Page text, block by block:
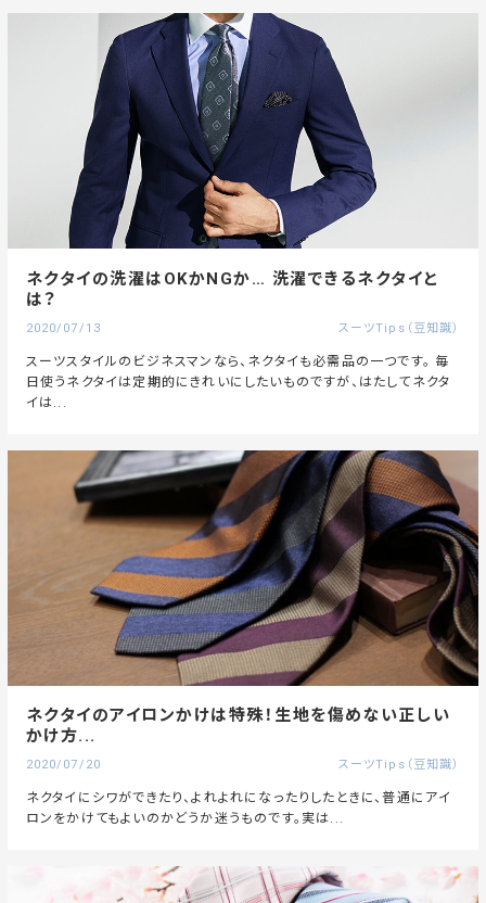
ネクタイの洗濯はOKかNGか… 洗濯できるネクタイと
は？
2020/07/13 スーツTips（豆知識）
スーツスタイルのビジネスマンなら、ネクタイも必需品の一つです。 毎
日使うネクタイは定期的にきれいにしたいものですが、はたしてネクタ
イは...
ネクタイのアイロンかけは特殊！生地を傷めない正しい
かけ方...
2020/07/20 スーツTips（豆知識）
ネクタイにシワができたり、よれよれになったりしたときに、普通にアイ
ロンをかけてもよいのかどうか迷うものです。実は...